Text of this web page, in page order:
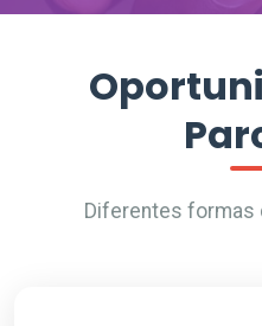
Diferentes